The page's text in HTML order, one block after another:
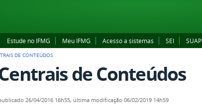
Estude no IFMG Meu IFMG Acesso a sistemas SEI SUAP
DE CONTEÚDOS
de Conteúdos
26/04/2016 16h55, última modificação 06/02/2019 14h59